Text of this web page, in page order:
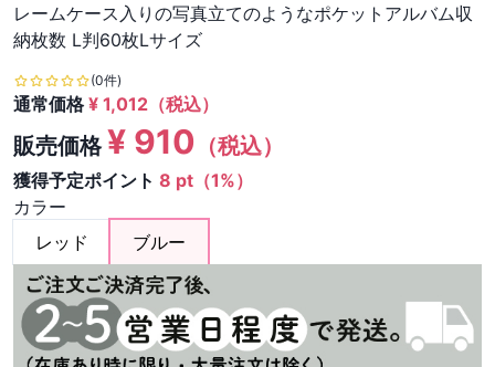
レームケース入りの写真立てのようなポケットアルバム収
納枚数 L判60枚Lサイズ
(0件)
通常価格¥ 1,012 （税込）
販売価格¥ 910 （税込）
獲得予定ポイント 8 pt（1%）
カラー
レッド
ブルー